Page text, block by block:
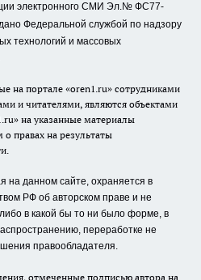
электронного СМИ Эл.№ ФС77-
Федеральной службой по надзору
технологий и массовых
на портале «oren1.ru» сотрудниками
и читателями, являются объектами
на указанные материалы
о правах на результаты
данном сайте, охраняется в
РФ об авторском праве и не
в какой бы то ни было форме, в
переработке не
правообладателя.
отмеченные подписью автора на